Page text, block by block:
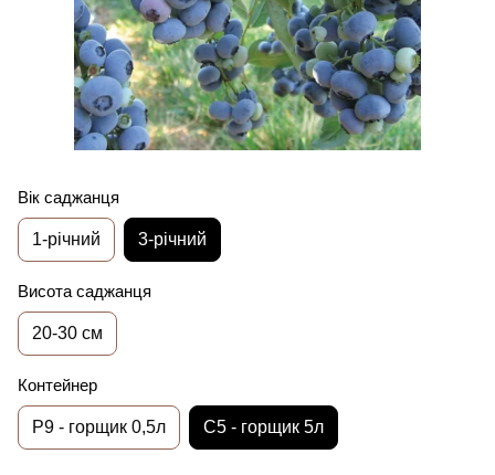
Вік саджанця
1-річний 3-річний
Висота саджанця
20-30 см
Контейнер
P9 - горщик 0,5л С5 - горщик 5л